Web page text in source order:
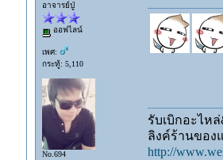
อาจารย์ปู่
ออฟไลน์
เพศ:
กระทู้: 5,110
No.694
รับเบิกอะไห
ลิงค์ร้านของ
http://